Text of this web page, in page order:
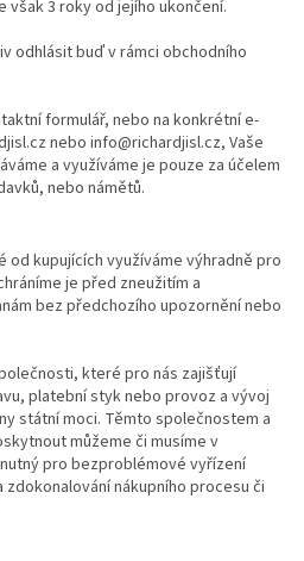
3 roky od jejího ukončení.
odhlásit buď v rámci obchodního
formulář, nebo na konkrétní e-
nebo info@richardjisl.cz, Vaše
a využíváme je pouze za účelem
nebo námětů.
od kupujících využíváme výhradně pro
je před zneužitím a
bez předchozího upozornění nebo
které pro nás zajišťují
platební styk nebo provoz a vývoj
státní moci. Těmto společnostem a
můžeme či musíme v
pro bezproblémové vyřízení
nákupního procesu či